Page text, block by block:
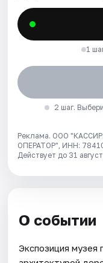
1
2 шаг.
Реклама. ООО
ОПЕРАТОР", ИНН:
Действует до 31
О событии
Экспозиция музея